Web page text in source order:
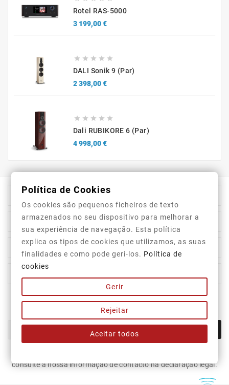
Rotel RAS-5000
3 199,00 €Preço
    
DALI Sonik 9 (par)
2 398,00 €Preço
    
Dali RUBIKORE 6 (par)
4 998,00 €Preço
Informação Da Loja
Top Categorias
A Nossa Empresa

Newsletter
consulte a nossa informação de contacto na declaração legal.
Política de Cookies
Os cookies são pequenos ficheiros de texto
armazenados no seu dispositivo para melhorar a
sua experiência de navegação. Esta política
explica os tipos de cookies que utilizamos, as suas
finalidades e como pode geri-los. Política de
cookies
Gerir
Rejeitar
Aceitar todos